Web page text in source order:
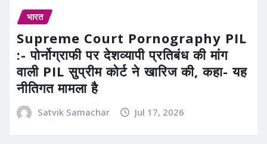
भारत
Supreme Court Pornography PIL
:- पोर्नोग्राफी पर देशव्यापी प्रतिबंध की मांग
वाली PIL सुप्रीम कोर्ट ने खारिज की, कहा- यह
नीतिगत मामला है
Satvik Samachar Jul 17, 2026